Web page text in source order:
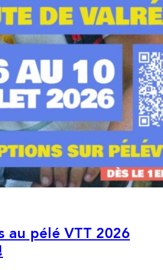
au pélé VTT 2026